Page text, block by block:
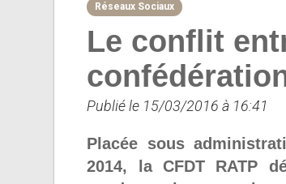
Réseaux Sociaux
Le conflit
Publié le 15/03/2016 à 16:41
Placée sous
2014, la CFDT RATP